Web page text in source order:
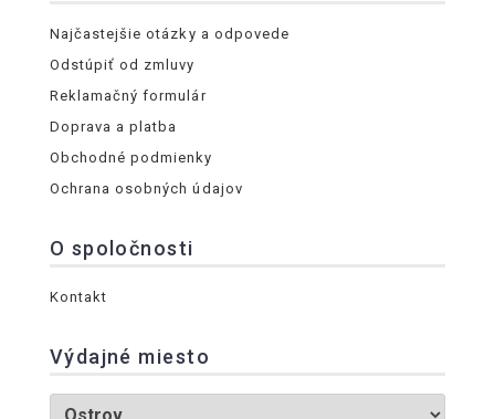
Najčastejšie otázky a odpovede
Odstúpiť od zmluvy
Reklamačný formulár
Doprava a platba
Obchodné podmienky
Ochrana osobných údajov
O spoločnosti
Kontakt
Výdajné miesto